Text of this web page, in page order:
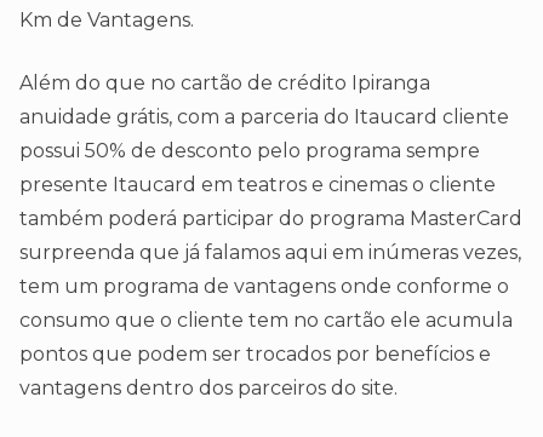
Km de Vantagens.
Além do que no cartão de crédito Ipiranga
anuidade grátis, com a parceria do Itaucard cliente
possui 50% de desconto pelo programa sempre
presente Itaucard em teatros e cinemas o cliente
também poderá participar do programa MasterCard
surpreenda que já falamos aqui em inúmeras vezes,
tem um programa de vantagens onde conforme o
consumo que o cliente tem no cartão ele acumula
pontos que podem ser trocados por benefícios e
vantagens dentro dos parceiros do site.